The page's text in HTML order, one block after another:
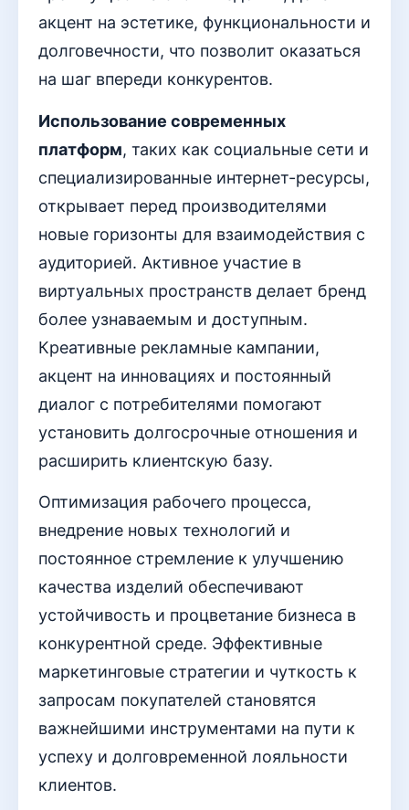
акцент на эстетике, функциональности и
долговечности, что позволит оказаться
на шаг впереди конкурентов.
Использование современных
платформ, таких как социальные сети и
специализированные интернет-ресурсы,
открывает перед производителями
новые горизонты для взаимодействия с
аудиторией. Активное участие в
виртуальных пространств делает бренд
более узнаваемым и доступным.
Креативные рекламные кампании,
акцент на инновациях и постоянный
диалог с потребителями помогают
установить долгосрочные отношения и
расширить клиентскую базу.
Оптимизация рабочего процесса,
внедрение новых технологий и
постоянное стремление к улучшению
качества изделий обеспечивают
устойчивость и процветание бизнеса в
конкурентной среде. Эффективные
маркетинговые стратегии и чуткость к
запросам покупателей становятся
важнейшими инструментами на пути к
успеху и долговременной лояльности
клиентов.